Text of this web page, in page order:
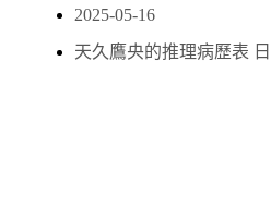
2025-05-16
天久鷹央的推理病歷表